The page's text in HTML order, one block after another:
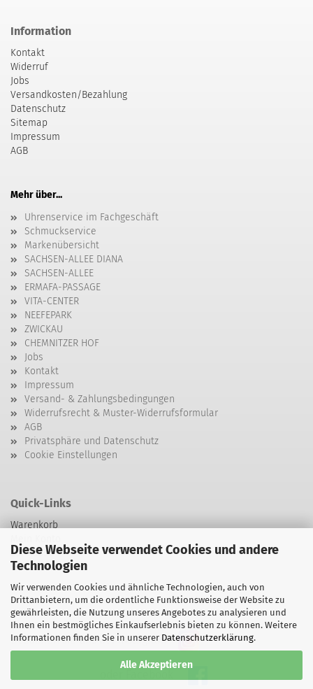
Diese Webseite verwendet Cookies und andere
Technologien
Wir verwenden Cookies und ähnliche Technologien, auch von
Drittanbietern, um die ordentliche Funktionsweise der Website zu
gewährleisten, die Nutzung unseres Angebotes zu analysieren und
Ihnen ein bestmögliches Einkaufserlebnis bieten zu können. Weitere
Informationen finden Sie in unserer Datenschutzerklärung.
Alle Akzeptieren
Information
Kontakt
Widerruf
Jobs
Versandkosten/Bezahlung
Datenschutz
Sitemap
Impressum
AGB
Mehr über...
Uhrenservice im Fachgeschäft
Schmuckservice
Markenübersicht
SACHSEN-ALLEE DIANA
SACHSEN-ALLEE
ERMAFA-PASSAGE
VITA-CENTER
NEEFEPARK
ZWICKAU
CHEMNITZER HOF
Jobs
Kontakt
Impressum
Versand- & Zahlungsbedingungen
Widerrufsrecht & Muster-Widerrufsformular
AGB
Privatsphäre und Datenschutz
Cookie Einstellungen
Quick-Links
Warenkorb
Zur Kasse
Kontakt
Besuchen sie uns bei Instagram